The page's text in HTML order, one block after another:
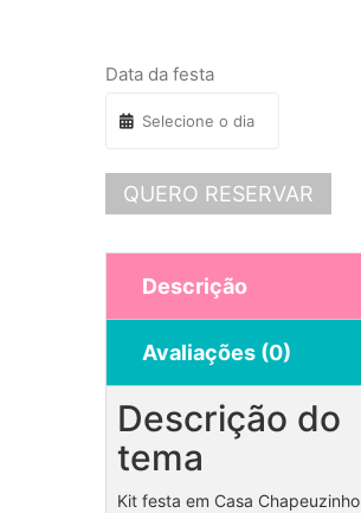
Data da festa
QUERO RESERVAR
Descrição
Avaliações (0)
Descrição do
tema
Kit festa em Casa Chapeuzinho